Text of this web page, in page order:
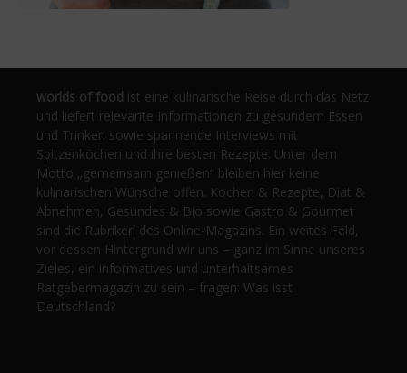
worlds of food ist eine kulinarische Reise durch das Netz
und liefert relevante Informationen zu gesundem Essen
und Trinken sowie spannende Interviews mit
Spitzenköchen und ihre besten Rezepte. Unter dem
Motto „gemeinsam genießen“ bleiben hier keine
kulinarischen Wünsche offen. Kochen & Rezepte, Diät &
Abnehmen, Gesundes & Bio sowie Gastro & Gourmet
sind die Rubriken des Online-Magazins. Ein weites Feld,
vor dessen Hintergrund wir uns – ganz im Sinne unseres
Zieles, ein informatives und unterhaltsames
Ratgebermagazin zu sein – fragen: Was isst
Deutschland?